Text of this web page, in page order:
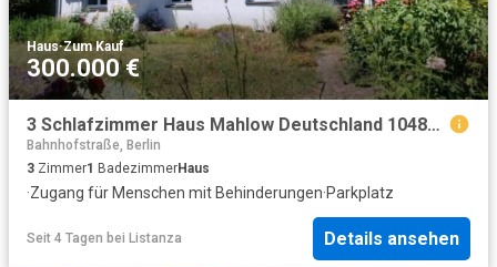
Haus·Zum Kauf
300.000 €
3 Schlafzimmer Haus Mahlow Deutschland 104806161
Bahnhofstraße, Berlin
3 Zimmer1 BadezimmerHaus
·Zugang für Menschen mit Behinderungen·Parkplatz
Seit 4 Tagen bei Listanza Details ansehen